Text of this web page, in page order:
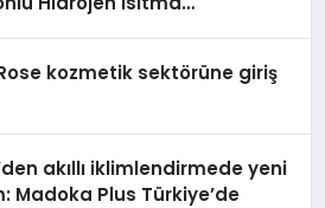
kozmetik sektörüne giriş
akıllı iklimlendirmede yeni
Madoka Plus Türkiye’de